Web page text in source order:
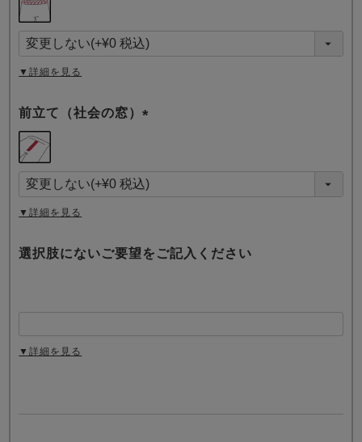
須
)
▼詳細を見る
前立て（社会の窓）
須
)
▼詳細を見る
選択肢にないご要望をご記入ください
▼詳細を見る